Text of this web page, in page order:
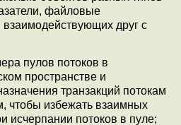
файловые
взаимодействующих друг с
пулов потоков в
пространстве и
транзакций потокам
чтобы избежать взаимных
исчерпании потоков в пуле;